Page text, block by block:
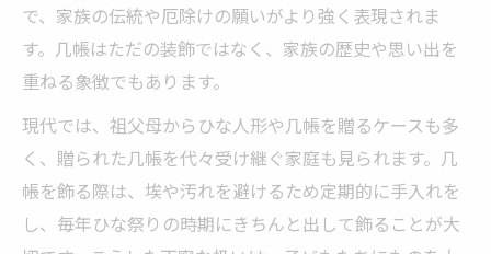
で、家族の伝統や厄除けの願いがより強く表現されま
す。几帳はただの装飾ではなく、家族の歴史や思い出を
重ねる象徴でもあります。
現代では、祖父母からひな人形や几帳を贈るケースも多
く、贈られた几帳を代々受け継ぐ家庭も見られます。几
帳を飾る際は、埃や汚れを避けるため定期的に手入れを
し、毎年ひな祭りの時期にきちんと出して飾ることが大